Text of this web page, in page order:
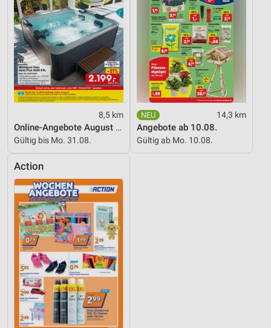
8,5 km
Online-Angebote August 2026
Gültig bis Mo. 31.08.
14,3 km
Angebote ab 10.08.
Gültig ab Mo. 10.08.
Action